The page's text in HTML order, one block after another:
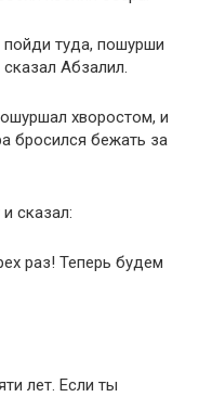
туда, пошурши
Абзалил.
хворостом, и
бросился бежать за
сказал:
раз! Теперь будем
лет. Если ты